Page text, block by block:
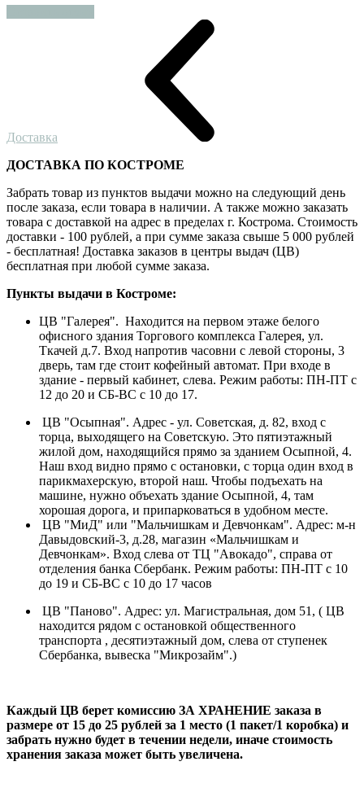
Доставка
ДОСТАВКА ПО КОСТРОМЕ
Забрать товар из пунктов выдачи можно на следующий день
после заказа, если товара в наличии. А также можно заказать
товара с доставкой на адрес в пределах г. Кострома. Стоимость
доставки - 100 рублей, а при сумме заказа свыше 5 000 рублей
- бесплатная! Доставка заказов в центры выдач (ЦВ)
бесплатная при любой сумме заказа.
Пункты выдачи в Костроме:
ЦВ "Галерея". Находится на первом этаже белого
офисного здания Торгового комплекса Галерея, ул.
Ткачей д.7. Вход напротив часовни с левой стороны, 3
дверь, там где стоит кофейный автомат. При входе в
здание - первый кабинет, слева. Режим работы: ПН-ПТ с
12 до 20 и СБ-ВС с 10 до 17.
ЦВ "Осыпная". Адрес - ул. Советская, д. 82, вход с
торца, выходящего на Советскую. Это пятиэтажный
жилой дом, находящийся прямо за зданием Осыпной, 4.
Наш вход видно прямо с остановки, с торца один вход в
парикмахерскую, второй наш. Чтобы подъехать на
машине, нужно объехать здание Осыпной, 4, там
хорошая дорога, и припарковаться в удобном месте.
ЦВ "МиД" или "Мальчишкам и Девчонкам". Адрес: м-н
Давыдовский-3, д.28, магазин «Мальчишкам и
Девчонкам». Вход слева от ТЦ "Авокадо", справа от
отделения банка Сбербанк. Режим работы: ПН-ПТ с 10
до 19 и СБ-ВС с 10 до 17 часов
ЦВ "Паново". Адрес: ул. Магистральная, дом 51, ( ЦВ
находится рядом с остановкой общественного
транспорта , десятиэтажный дом, слева от ступенек
Сбербанка, вывеска "Микрозайм".)
Каждый ЦВ берет комиссию ЗА ХРАНЕНИЕ заказа в
размере от 15 до 25 рублей за 1 место (1 пакет/1 коробка) и
забрать нужно будет в течении недели, иначе стоимость
хранения заказа может быть увеличена.